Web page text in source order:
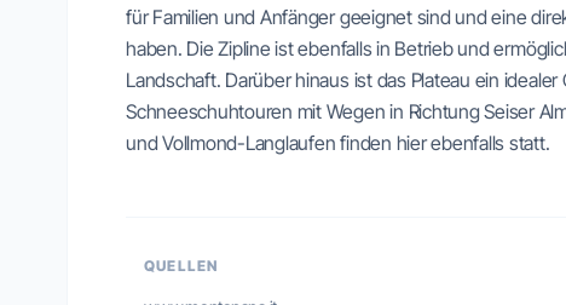
für Familien und Anfänger geeignet sind und eine
haben. Die Zipline ist ebenfalls in Betrieb und
Landschaft. Darüber hinaus ist das Plateau ein
Schneeschuhtouren mit Wegen in Richtung Seiser
und Vollmond-Langlaufen finden hier ebenfalls statt.
QUELLEN